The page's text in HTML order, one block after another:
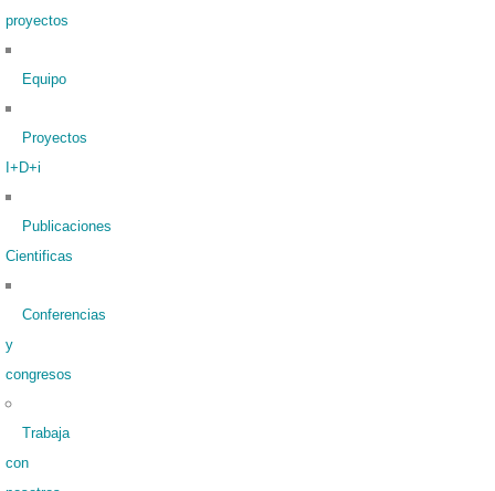
proyectos
Equipo
Proyectos
I+D+i
Publicaciones
Cientificas
Conferencias
y
congresos
Trabaja
con